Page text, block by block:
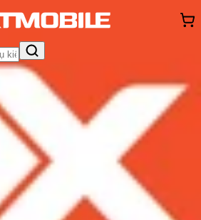
TaySo Sánh Tư vấnKhuyến
App - Game Thông báo
4 và Black